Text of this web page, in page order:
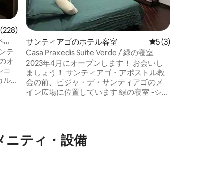
228件、5つ星中4.91つ星の平均評価
テ
オ
コ
ル
に
の
サンティアゴのホテル客室 レビュー3件、5
5 (3)
Casa Praxedis Suite Verde / 緑の寝室
2023年4月にオープンします！ お会いし
ましょう！ サンティアゴ・アポストル教
会の前、ビジャ・デ・サンティアゴのメ
イン広場に位置しています 緑の寝室 -シン
す。 グリーンベッドルーム -2 シングルベ
ッド -フルバスルーム -テレビ -エアコン＆
ニ⁠テ⁠ィ⁠・設⁠備